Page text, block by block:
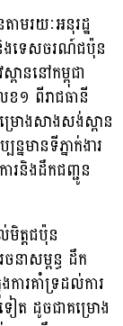
ាមរយៈអនុរដ្ឋ
និងទេសចរណ៍ជប៉ុន
ាននៅកម្ពុជា
ខ១ ពីរាជធានី
រោងសាងសង់ស្ពាន
នមានទីភ្នាក់ងារ
និងដឹកជញ្ជូន
មិត្តជប៉ុន
នាសម្ពន្ធ ដឹក
ារគាំទ្រដល់ការ
ទៀត ដូចជាគម្រោង